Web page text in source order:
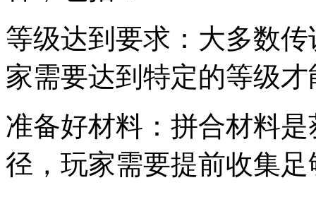
等级达到要求：大多数
家需要达到特定的等级
准备好材料：拼合材料
径，玩家需要提前收集